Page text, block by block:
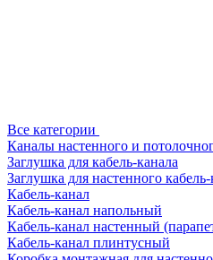
Все категории
Каналы настенного и
Заглушка для кабель-канала
Заглушка для настенного кабель-
Кабель-канал
Кабель-канал напольный
Кабель-канал настенный
Кабель-канал плинтусный